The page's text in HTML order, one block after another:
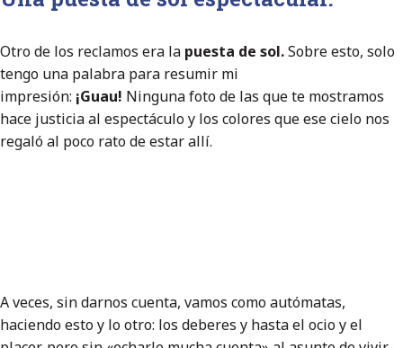
Otro de los reclamos era la puesta de sol.Sobre esto, solo
tengo una palabra para resumir mi
impresión: ¡Guau! Ninguna foto de las que te mostramos
hace justicia al espectáculo y los colores que ese cielo nos
regaló al poco rato de estar allí.
A veces, sin darnos cuenta, vamos como autómatas,
haciendo esto y lo otro: los deberes y hasta el ocio y el